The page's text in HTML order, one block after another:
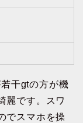
干gtの方が機
麗です。スワ
でスマホを操